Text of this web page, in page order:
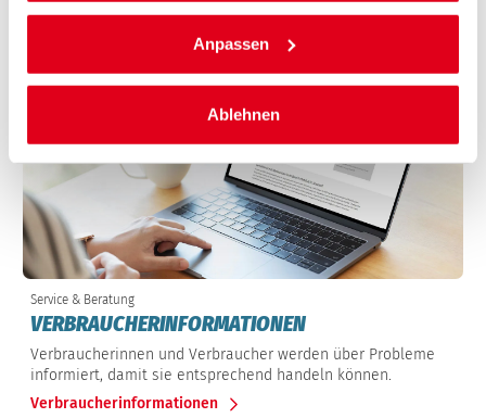
Anpassen
Ablehnen
Service & Beratung
VERBRAUCHERINFORMATIONEN
Verbraucherinnen und Verbraucher werden über Probleme
informiert, damit sie entsprechend handeln können.
Verbraucherinformationen